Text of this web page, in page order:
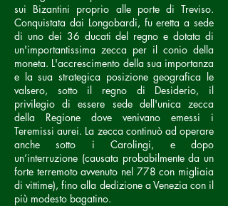
sui Bizantini proprio alle porte di Treviso.
Conquistata dai Longobardi, fu eretta a sede
di uno dei 36 ducati del regno e dotata di
un'importantissima zecca per il conio della
moneta. L'accrescimento della sua importanza
e la sua strategica posizione geografica le
valsero, sotto il regno di Desiderio, il
privilegio di essere sede dell'unica zecca
della Regione dove venivano emessi i
Teremissi aurei. La zecca continuò ad operare
anche sotto i Carolingi, e dopo
un’interruzione (causata probabilmente da un
forte terremoto avvenuto nel 778 con migliaia
di vittime), fino alla dedizione a Venezia con il
più modesto bagatino.